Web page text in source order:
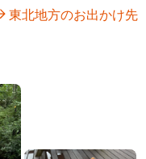
東北地方のお出かけ先